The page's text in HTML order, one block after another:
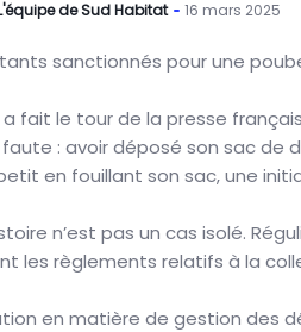
de Sud Habitat 16 mars 2025
sanctionnés pour une
a fait le tour de la presse
faute : avoir déposé son sac de
en fouillant son sac, une
n’est pas un cas isolé.
les règlements relatifs à la
en matière de gestion des